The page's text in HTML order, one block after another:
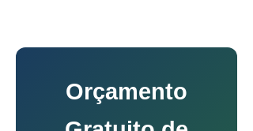
Orçamento